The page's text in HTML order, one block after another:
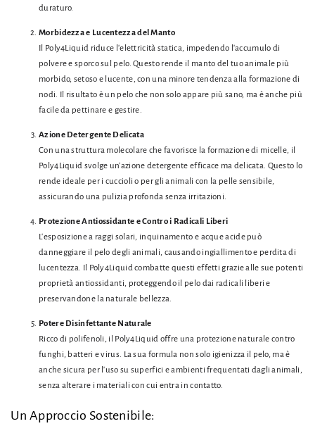
duraturo.
Morbidezza e Lucentezza del Manto
Il Poly4Liquid riduce l'elettricità statica, impedendo l'accumulo di
polvere e sporco sul pelo. Questo rende il manto del tuo animale più
morbido, setoso e lucente, con una minore tendenza alla formazione di
nodi. Il risultato è un pelo che non solo appare più sano, ma è anche più
facile da pettinare e gestire.
Azione Detergente Delicata
Con una struttura molecolare che favorisce la formazione di micelle, il
Poly4Liquid svolge un'azione detergente efficace ma delicata. Questo lo
rende ideale per i cuccioli o per gli animali con la pelle sensibile,
assicurando una pulizia profonda senza irritazioni.
Protezione Antiossidante e Contro i Radicali Liberi
L'esposizione a raggi solari, inquinamento e acque acide può
danneggiare il pelo degli animali, causando ingiallimento e perdita di
lucentezza. Il Poly4Liquid combatte questi effetti grazie alle sue potenti
proprietà antiossidanti, proteggendo il pelo dai radicali liberi e
preservandone la naturale bellezza.
Potere Disinfettante Naturale
Ricco di polifenoli, il Poly4Liquid offre una protezione naturale contro
funghi, batteri e virus. La sua formula non solo igienizza il pelo, ma è
anche sicura per l'uso su superfici e ambienti frequentati dagli animali,
senza alterare i materiali con cui entra in contatto.
Un Approccio Sostenibile: